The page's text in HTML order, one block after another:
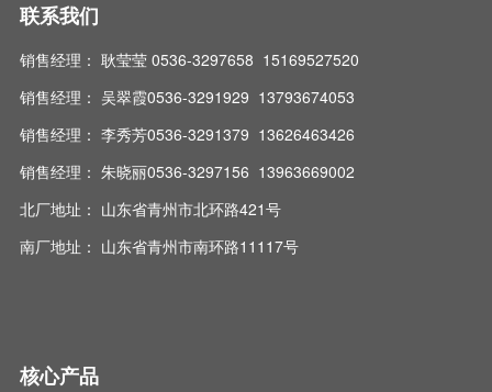
联系我们
销售经理： 耿莹莹 0536-3297658 15169527520
销售经理： 吴翠霞0536-3291929 13793674053
销售经理： 李秀芳0536-3291379 13626463426
销售经理： 朱晓丽0536-3297156 13963669002
北厂地址： 山东省青州市北环路421号
南厂地址： 山东省青州市南环路11117号
核心产品